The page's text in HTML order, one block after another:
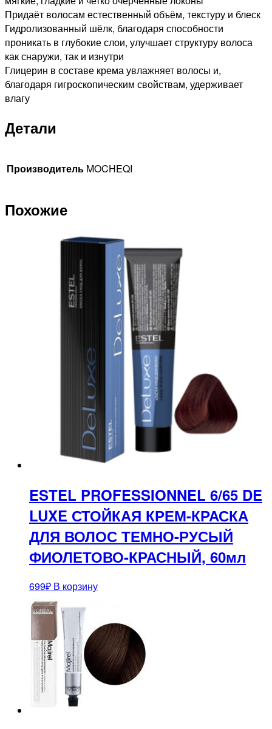
Придаёт волосам естественный объём, текстуру и блеск
Гидролизованный шёлк, благодаря способности
проникать в глубокие слои, улучшает структуру волоса
как снаружи, так и изнутри
Глицерин в составе крема увлажняет волосы и,
благодаря гигроскопическим свойствам, удерживает
влагу
Детали
Производитель MOCHEQI
Похожие
ESTEL PROFESSIONNEL 6/65 DE
LUXE СТОЙКАЯ КРЕМ-КРАСКА
ДЛЯ ВОЛОС ТЕМНО-РУСЫЙ
ФИОЛЕТОВО-КРАСНЫЙ, 60мл
699₽ В корзину